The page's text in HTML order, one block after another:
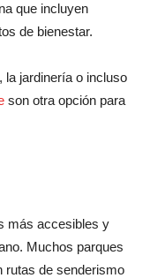
que incluyen
de bienestar.
jardinería o incluso
son otra opción para
más accesibles y
Muchos parques
rutas de senderismo